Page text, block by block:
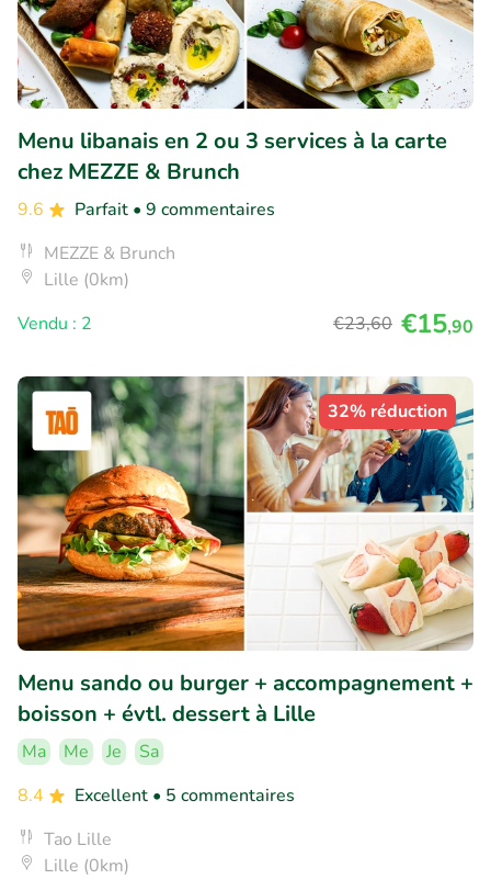
Menu libanais en 2 ou 3 services à la carte
chez MEZZE & Brunch
9.6 Parfait • 9 commentaires
MEZZE & Brunch
Lille (0km)
Vendu : 2
€23,60 €15,90
32% réduction
Menu sando ou burger + accompagnement +
boisson + évtl. dessert à Lille
Ma Me Je
Sa
8.4
Excellent • 5 commentaires
Tao Lille
Lille (0km)